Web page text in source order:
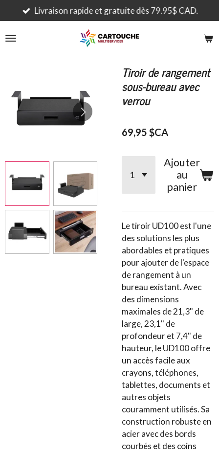
Passer
au
contenu
Livraison rapide et gratuite dès 79.95$ CAD.
Tiroir de rangement
sous-bureau avec
verrou
69,95 $CA
Ajouter
au
panier
Le tiroir UD100 est l'une
des solutions les plus
abordables et pratiques
pour ajouter de l'espace
de rangement à un
bureau existant. Avec
des dimensions
maximales de 21,3" de
large, 23,1" de
profondeur et 7,4" de
hauteur, le UD100 offre
un accès facile aux
crayons, téléphones,
tablettes, documents et
autres objets
couramment utilisés. Sa
construction robuste en
acier avec des bords
courbés et des coins